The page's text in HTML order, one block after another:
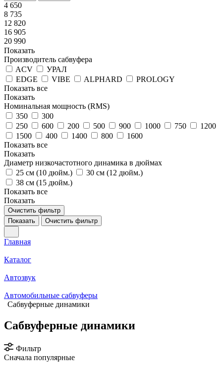
4 650
8 735
12 820
16 905
20 990
Показать
Производитель сабвуфера
ACV
УРАЛ
EDGE
VIBE ALPHARD
PROLOGY
Показать все
Показать
Номинальная мощность (RMS)
350
300
250
600 200 500 900 1000 750
1200
1500
400 1400 800
1600
Показать все
Показать
Диаметр низкочастотного динамика в дюймах
25 см (10 дюйм.)
30 см (12 дюйм.)
38 см (15 дюйм.)
Показать все
Показать
Очистить фильтр
Показать
Очистить фильтр
Главная
Каталог
Автозвук
Автомобильные сабвуферы
Сабвуферные динамики
Сабвуферные динамики
Фильтр
Сначала популярные